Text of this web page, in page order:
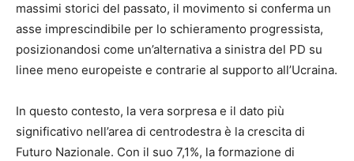
massimi storici del passato, il movimento si conferma un
asse imprescindibile per lo schieramento progressista,
posizionandosi come un’alternativa a sinistra del PD su
linee meno europeiste e contrarie al supporto all’Ucraina.
In questo contesto, la vera sorpresa e il dato più
significativo nell’area di centrodestra è la crescita di
Futuro Nazionale. Con il suo 7,1%, la formazione di